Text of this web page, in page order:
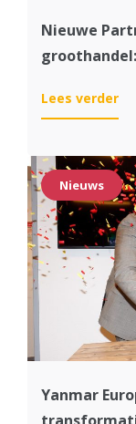
Nieuwe
Lees verder:
de
Nieuws
Yanmar